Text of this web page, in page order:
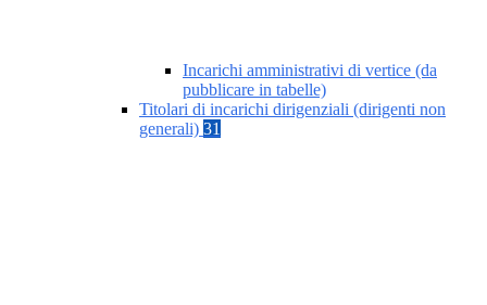
Incarichi amministrativi di vertice (da
pubblicare in tabelle)
Titolari di incarichi dirigenziali (dirigenti non
generali) 31